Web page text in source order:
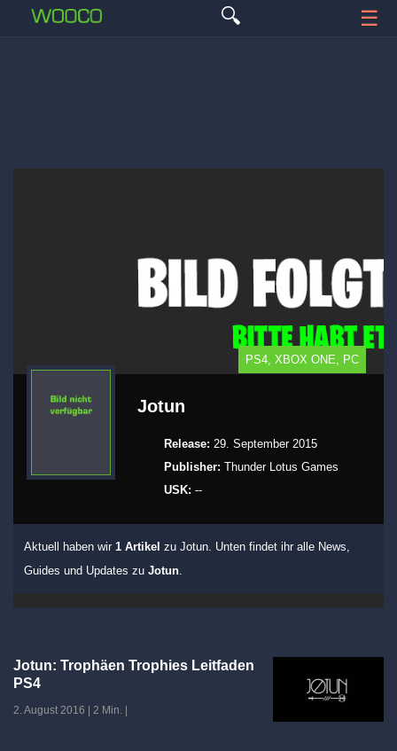
🔍 ☰
PS4, XBOX ONE, PC
Jotun
Release: 29. September 2015
Publisher: Thunder Lotus Games
USK: --
Aktuell haben wir 1 Artikel zu Jotun. Unten findet ihr alle News,
Guides und Updates zu Jotun.
Jotun: Trophäen Trophies Leitfaden
PS4
2. August 2016 2 Min.